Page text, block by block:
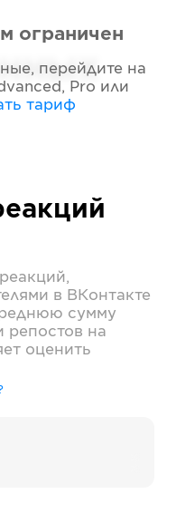
ограничен
перейдите на
Pro или
тариф
в ВКонтакте
сумму
репостов на
оценить